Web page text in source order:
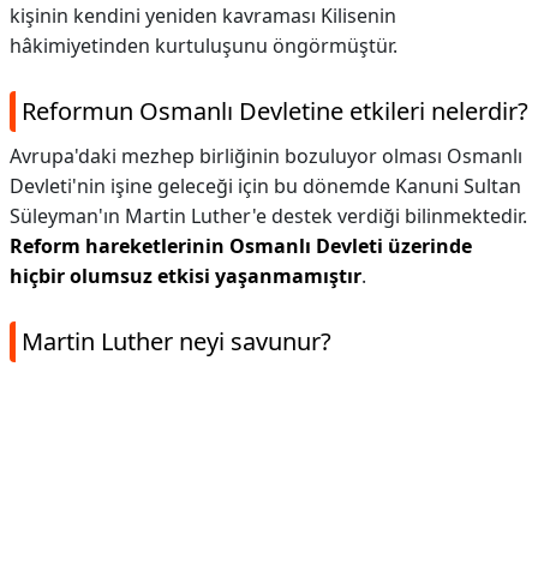
kişinin kendini yeniden kavraması Kilisenin
hâkimiyetinden kurtuluşunu öngörmüştür.
Reformun Osmanlı Devletine etkileri nelerdir?
Avrupa'daki mezhep birliğinin bozuluyor olması Osmanlı
Devleti'nin işine geleceği için bu dönemde Kanuni Sultan
Süleyman'ın Martin Luther'e destek verdiği bilinmektedir.
Reform hareketlerinin Osmanlı Devleti üzerinde
hiçbir olumsuz etkisi yaşanmamıştır.
Martin Luther neyi savunur?